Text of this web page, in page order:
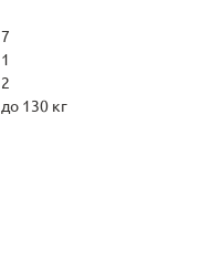
7
1
2
до 130 кг